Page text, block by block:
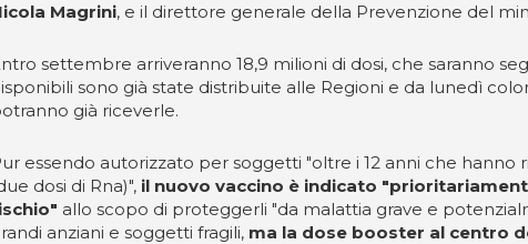
Magrini, e il direttore generale della Prevenzione del
settembre arriveranno 18,9 milioni di dosi, che saranno
sono già state distribuite alle Regioni e da lunedì
già riceverle.
essendo autorizzato per soggetti "oltre i 12 anni che hanno
dosi di Rna)", il nuovo vaccino è indicato
allo scopo di proteggerli "da malattia grave e
anziani e soggetti fragili, ma la dose booster al centro